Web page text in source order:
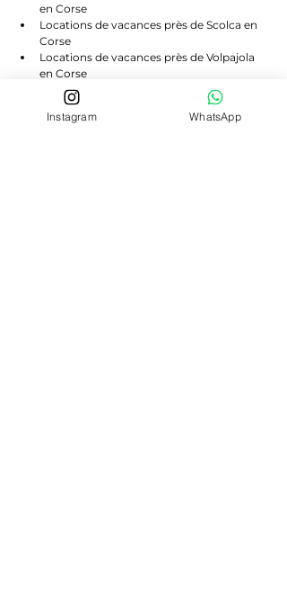
en Corse
Locations de vacances près de Scolca en
Corse
Locations de vacances près de Volpajola
en Corse
Locations de vacances près de Lento en
Corse
Locations de vacances près de Bigorno en
Instagram WhatsApp